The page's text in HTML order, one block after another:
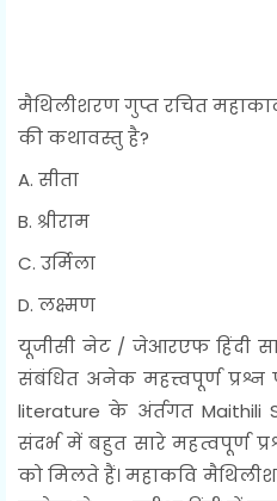
मैथिलीशरण गुप्त रचित
की कथावस्तु है?
A. सीता
B. श्रीराम
C. उर्मिला
D. लक्ष्मण
यूजीसी नेट / जेआरएफ हिंदी
संबंधित अनेक महत्त्वपूर्ण प्रश्न
literature के अंर्तगत
संदर्भ में बहुत सारे महत्वपूर्ण
को मिलते हैं। महाकवि